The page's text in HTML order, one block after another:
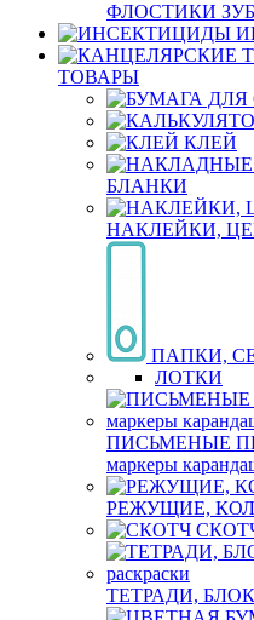
ФЛОСТИКИ
ТОВАРЫ
КЛЕЙ
БЛАНКИ
НАКЛЕЙКИ,
ПАПКИ,
ЛОТКИ
ПИСЬМЕНЫЕ
маркеры
РЕЖУЩИЕ,
ТЕТРАДИ,